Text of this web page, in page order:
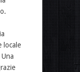
locale